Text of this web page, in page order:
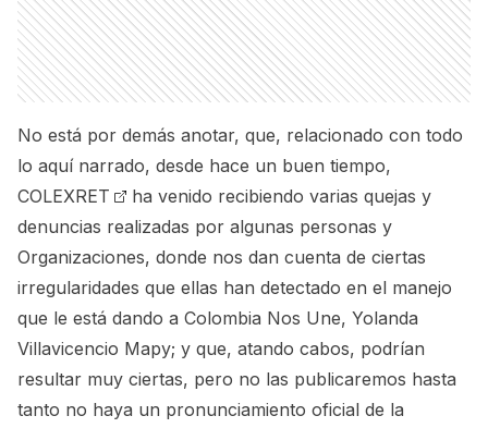
No está por demás anotar, que, relacionado con todo
lo aquí narrado, desde hace un buen tiempo,
COLEXRET
ha venido recibiendo varias quejas y
denuncias realizadas por algunas personas y
Organizaciones, donde nos dan cuenta de ciertas
irregularidades que ellas han detectado en el manejo
que le está dando a Colombia Nos Une, Yolanda
Villavicencio Mapy; y que, atando cabos, podrían
resultar muy ciertas, pero no las publicaremos hasta
tanto no haya un pronunciamiento oficial de la